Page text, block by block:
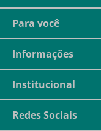
Para você
Informações
Institucional
Redes Sociais